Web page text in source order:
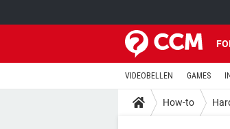
VIDEOBELLEN GAMES
How-to